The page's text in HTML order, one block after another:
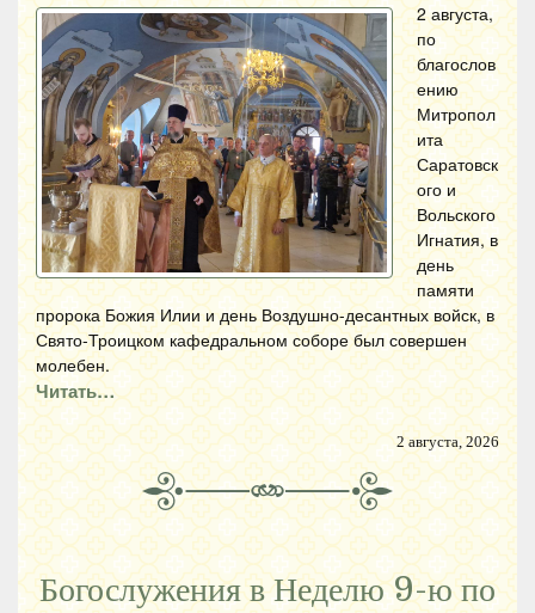
2 августа,
по
благослов
ению
Митропол
ита
Саратовск
ого и
Вольского
Игнатия, в
день
памяти
пророка Божия Илии и день Воздушно-десантных войск, в
Свято-Троицком кафедральном соборе был совершен
молебен.
Читать…
2 августа, 2026
Богослужения в Неделю 9-ю по